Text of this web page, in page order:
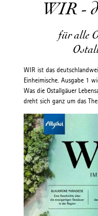
WIR -
für alle
WIR ist das
Einheimische. Ausgabe 1
Was die Ostallgäuer
dreht sich ganz um das